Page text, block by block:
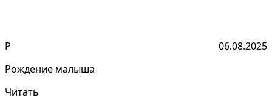
Р
06.08.2025
Рождение малыша
Читать